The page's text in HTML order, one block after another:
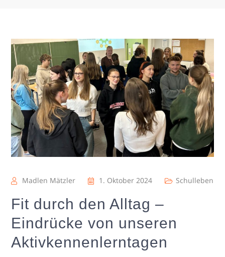
Madlen Mätzler 1. Oktober 2024 Schulleben
Fit durch den Alltag –
Eindrücke von unseren
Aktivkennenlerntagen